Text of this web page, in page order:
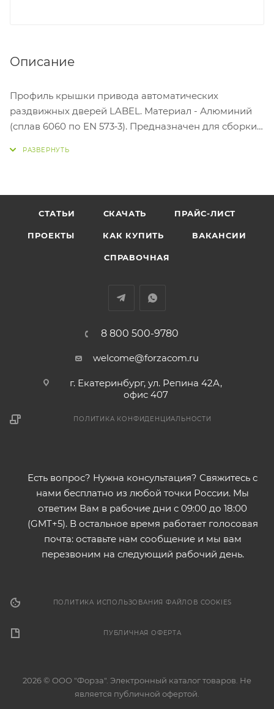
Описание
Профиль крышки привода автоматических
раздвижных дверей LABEL. Материал - Алюминий
(сплав 6060 по EN 573‐3). Предназначен для сборки
СТАТЬИ СКАЧАТЬ ПРАЙС-ЛИСТ
ПРОЕКТЫ КАК КУПИТЬ ВАКАНСИИ
СПРАВОЧНАЯ
8 800 500-9780
welcome@forzacom.ru
г. Екатеринбург, ул. Репина 42А,
офис 407
ПОЛИТИКА КОНФИДЕНЦИАЛЬНОСТИ
Есть вопрос? Нужна консультация? Свяжитесь с
нами бесплатно из любой точки России. Мы
ответим Вам в рабочие дни с 09:00 до 18:00
(GMT+5). В остальное время работает голосовая
почта: оставьте нам сообщение и мы вам
перезвоним на следующий рабочий день.
ПОЛИТИКА ИСПОЛЬЗОВАНИЯ ФАЙЛОВ COOKIES
ПУБЛИЧНАЯ ОФЕРТА
2026 © ООО "Форза". Электронный каталог товаров. Не
является публичной офертой.